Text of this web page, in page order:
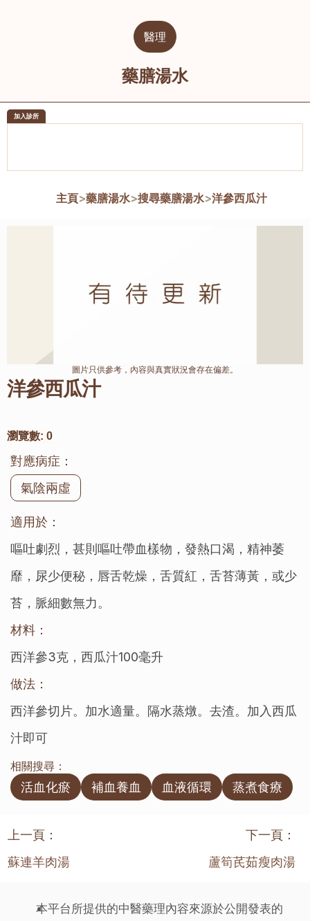
醫理
藥膳湯水
加入診所
主頁>藥膳湯水>搜尋藥膳湯水>洋參西瓜汁
洋參西瓜汁
瀏覽數: 0
對應病症：
氣陰兩虛
適用於：
嘔吐劇烈，甚則嘔吐帶血樣物，發熱口渴，精神萎
靡，尿少便秘，唇舌乾燥，舌質紅，舌苔薄黃，或少
苔，脈細數無力。
材料：
西洋參3克，西瓜汁100毫升
做法：
西洋參切片。加水適量。隔水蒸燉。去渣。加入西瓜
汁即可
相關搜尋：
活血化瘀 補血養血 血液循環 蒸煮食療
圖片只供參考，內容與真實狀況會存在偏差。
上一頁：
蘇連羊肉湯
下一頁：
蘆筍芪茹瘦肉湯
本平台所提供的中醫藥理內容來源於公開發表的